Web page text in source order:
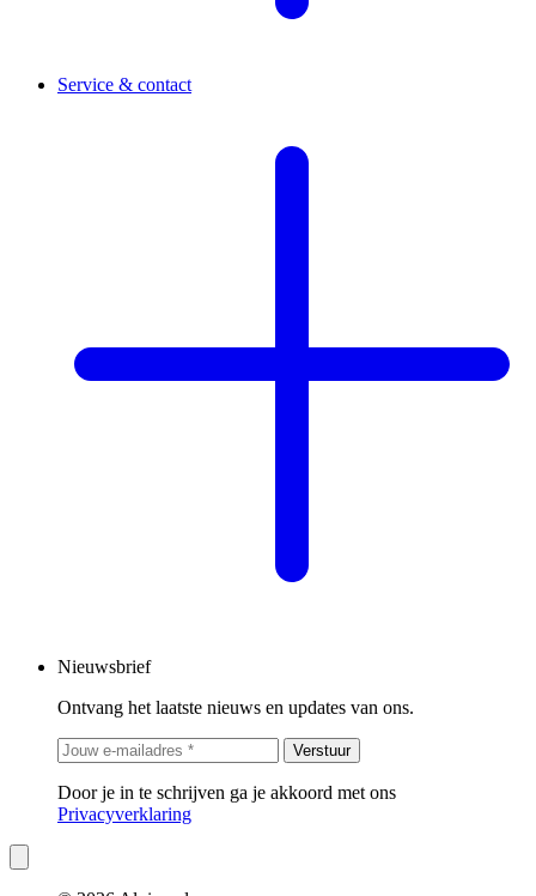
Service & contact
Nieuwsbrief
Ontvang het laatste nieuws en updates van ons.
Verstuur
Door je in te schrijven ga je akkoord met ons
Privacyverklaring